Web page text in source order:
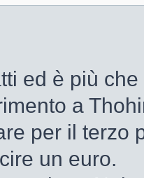
ed è più
a
per il terzo
un euro.